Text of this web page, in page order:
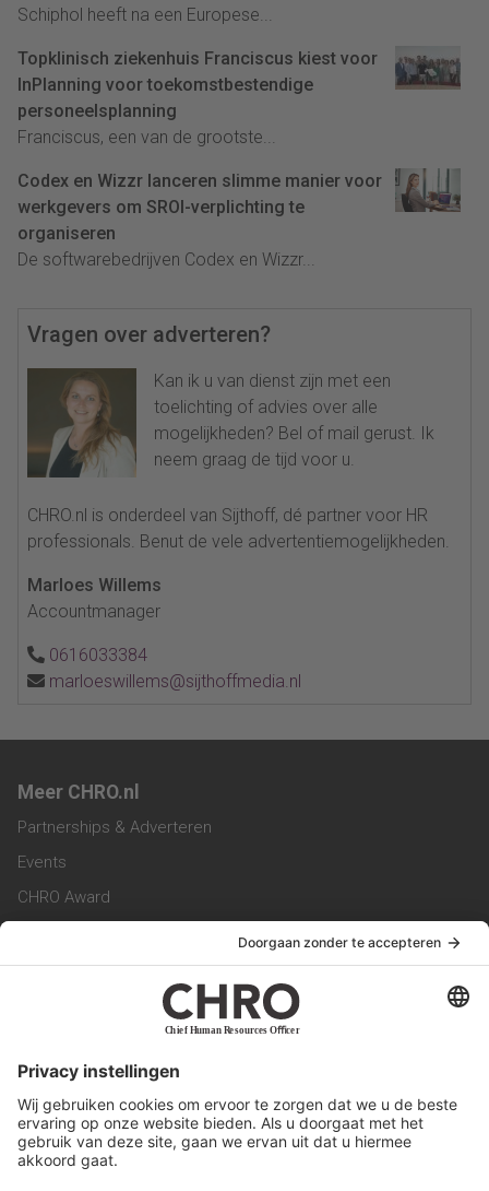
Schiphol heeft na een Europese...
Topklinisch ziekenhuis Franciscus kiest voor
InPlanning voor toekomstbestendige
personeelsplanning
Franciscus, een van de grootste...
Codex en Wizzr lanceren slimme manier voor
werkgevers om SROI-verplichting te
organiseren
De softwarebedrijven Codex en Wizzr...
Vragen over adverteren?
Kan ik u van dienst zijn met een
toelichting of advies over alle
mogelijkheden? Bel of mail gerust. Ik
neem graag de tijd voor u.
CHRO.nl is onderdeel van Sijthoff, dé partner voor HR
professionals. Benut de vele advertentiemogelijkheden.
Marloes Willems
Accountmanager
0616033384
marloeswillems@sijthoffmedia.nl
Meer CHRO.nl
Partnerships & Adverteren
Events
CHRO Award
CHRO Magazine
Service & Contact
Werken bij ons
Privacy Statement
Algemene Voorwaarden